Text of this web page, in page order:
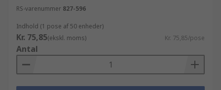
RS-varenummer 827-596
Indhold (1 pose af 50 enheder)
Kr. 75,85(ekskl. moms) Kr. 75,85/pose
Antal